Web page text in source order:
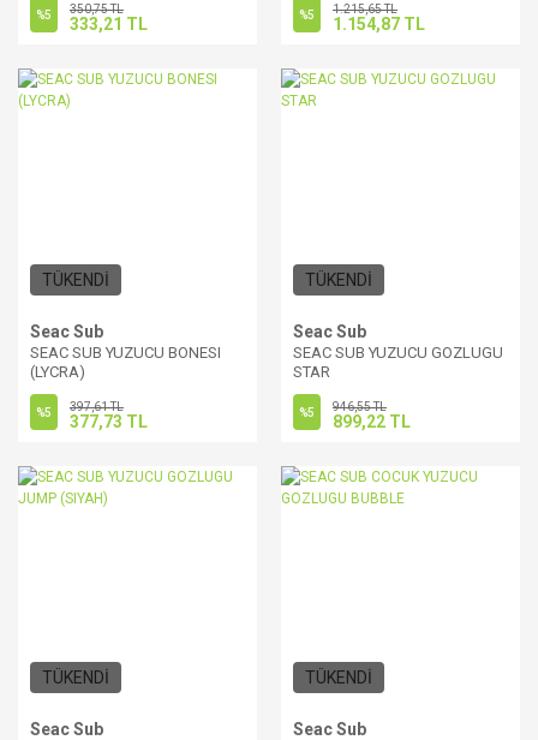
%5 350,75 TL
333,21 TL %5 1.215,65 TL
1.154,87 TL
TÜKENDİ
Seac Sub
SEAC SUB YUZUCU BONESI
(LYCRA)
%5 397,61 TL
377,73 TL
TÜKENDİ
Seac Sub
SEAC SUB YUZUCU GOZLUGU
STAR
%5 946,55 TL
899,22 TL
TÜKENDİ
Seac Sub
TÜKENDİ
Seac Sub